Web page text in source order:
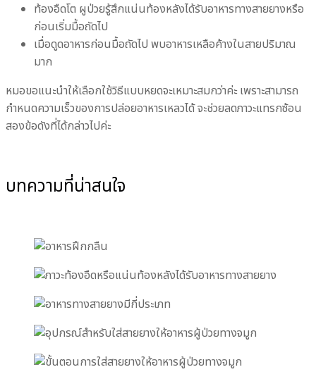
ท้องอืดโต ผูป่วยรู้สึกแน่นท้องหลังได้รับอาหารทางสายยางหรือ
ก่อนเริ่มมื้อถัดไป
เมื่อดูดอาหารก่อนมื้อถัดไป พบอาหารเหลือค้างในสายปริมาณ
มาก
หมอขอแนะนำให้เลือกใช้วิธีแบบหยดจะเหมาะสมกว่าค่ะ เพราะสามารถ
กำหนดความเร็วของการปล่อยอาหารเหลวได้ จะช่วยลดภาวะแทรกซ้อน
สองข้อดังที่ได้กล่าวไปค่ะ
บทความที่น่าสนใจ